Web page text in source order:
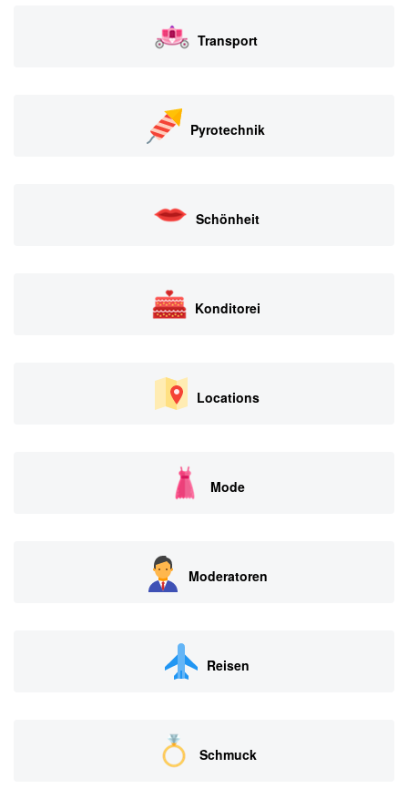
Transport
Pyrotechnik
Schönheit
Konditorei
Locations
Mode
Moderatoren
Reisen
Schmuck